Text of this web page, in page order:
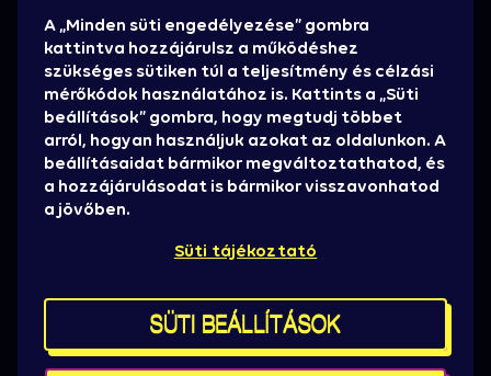
Információra éhezel?
Értesülj elsőként az új előadókról, promóciókról,
játékok, jegyakciókról, hasznos infókról!
HÍRLEVELET KÉREK
Sajtó
Sziget stáb
Brand partnereknek
Süti beállítások
Térképek
A „Minden süti engedélyezése” gombra
kattintva hozzájárulsz a működéshez
szükséges sütiken túl a teljesítmény és célzási
mérőkódok használatához is. Kattints a „Süti
beállítások” gombra, hogy megtudj többet
arról, hogyan használjuk azokat az oldalunkon. A
beállításaidat bármikor megváltoztathatod, és
a hozzájárulásodat is bármikor visszavonhatod
a jövőben.
Süti tájékoztató
SÜTI BEÁLLÍTÁSOK